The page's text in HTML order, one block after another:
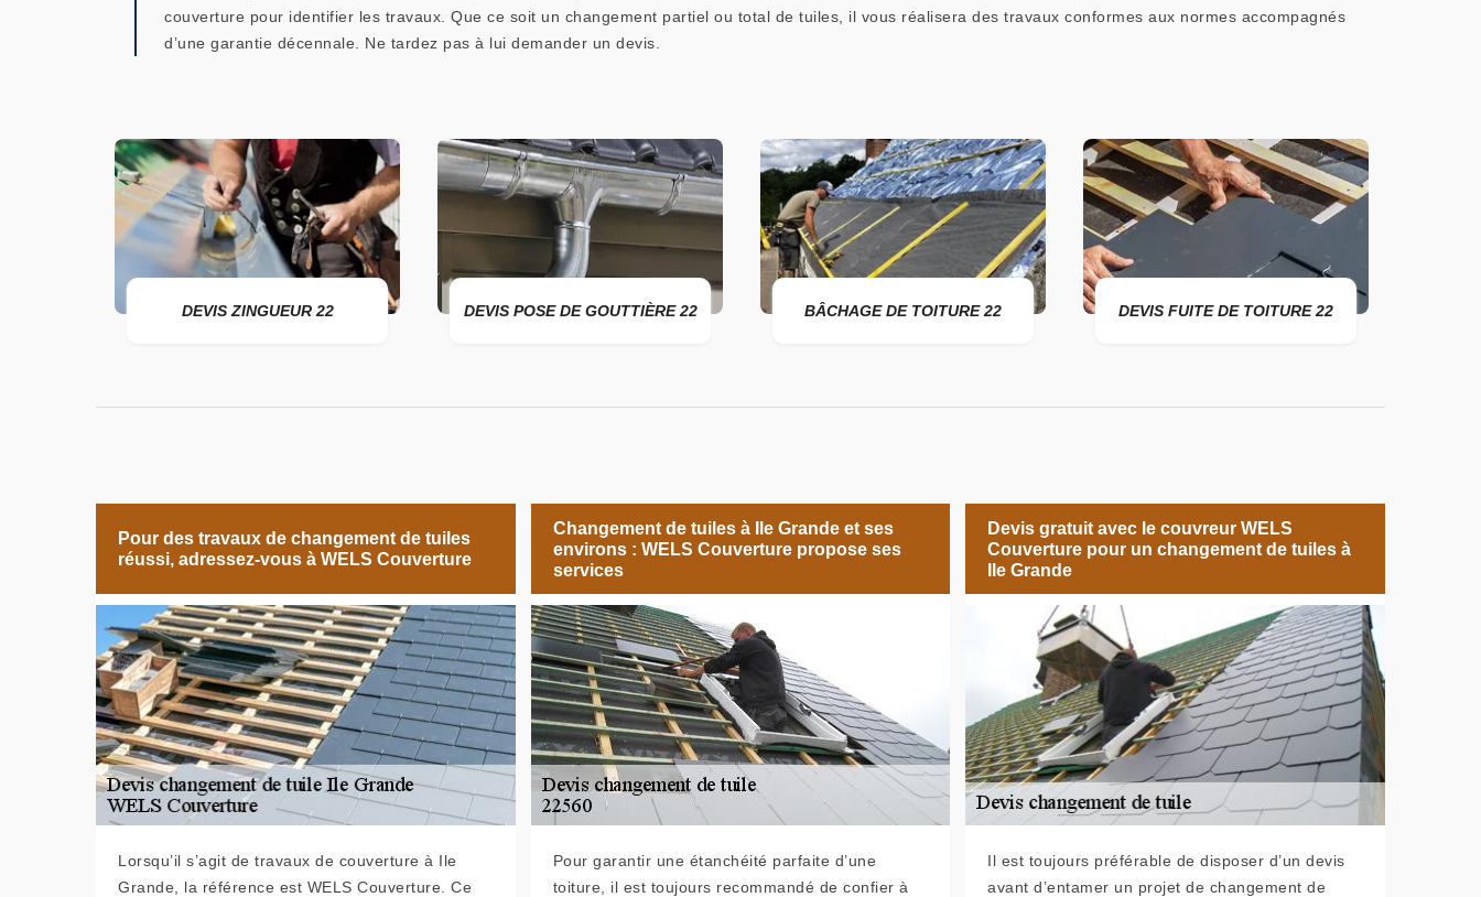
couverture pour identifier les travaux. Que ce soit un changement partiel ou total de tuiles, il vous réalisera des travaux conformes aux normes accompagnés
d’une garantie décennale. Ne tardez pas à lui demander un devis.
DEVIS ZINGUEUR 22 DEVIS POSE DE GOUTTIÈRE 22 BÂCHAGE DE TOITURE 22 DEVIS FUITE DE TOITURE 22
Pour des travaux de changement de tuiles
réussi, adressez-vous à WELS Couverture
Lorsqu’il s’agit de travaux de couverture à Ile
Grande, la référence est WELS Couverture. Ce
Changement de tuiles à Ile Grande et ses
environs : WELS Couverture propose ses
services
Pour garantir une étanchéité parfaite d’une
toiture, il est toujours recommandé de confier à
Devis gratuit avec le couvreur WELS
Couverture pour un changement de tuiles à
Ile Grande
Il est toujours préférable de disposer d’un devis
avant d’entamer un projet de changement de